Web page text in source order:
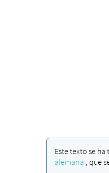
Este texto se
alemana , que